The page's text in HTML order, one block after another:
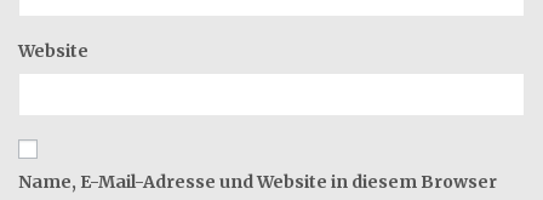
Website
Name, E-Mail-Adresse und Website in diesem Browser